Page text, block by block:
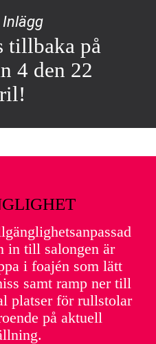
tillbaka på
4 den 22
in till salongen är
i foajén som lätt
samt ramp ner till
platser för rullstolar
på aktuell